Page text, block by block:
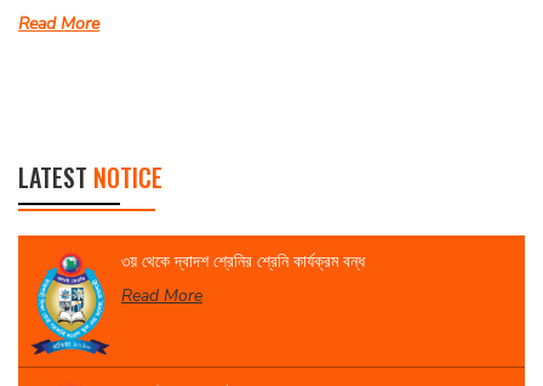
Read More
LATEST NOTICE
৩য় থেকে দ্বাদশ শ্রেনির শ্রেনি কার্যক্রম বন্ধ
Read More